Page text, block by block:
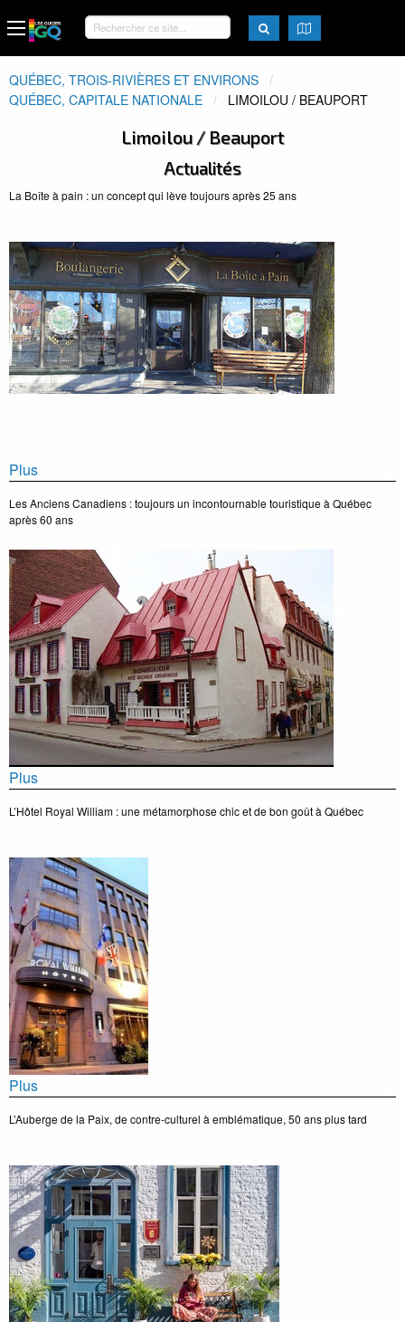
QUÉBEC, TROIS-RIVIÈRES ET ENVIRONS
QUÉBEC, CAPITALE NATIONALE
ACTUEL:
LIMOILOU / BEAUPORT
Limoilou / Beauport
Actualités
La Boîte à pain : un concept qui lève toujours après 25 ans
Plus
Les Anciens Canadiens : toujours un incontournable touristique à Québec
après 60 ans
Plus
L’Hôtel Royal William : une métamorphose chic et de bon goût à Québec
Plus
L’Auberge de la Paix, de contre-culturel à emblématique, 50 ans plus tard